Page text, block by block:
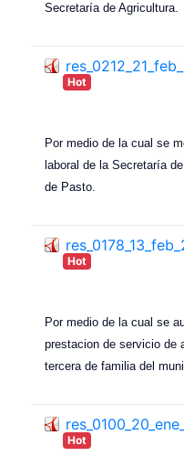
Secretaría de Agricultura.
Hot
Por medio de la cual se
laboral de la Secretaría
de Pasto.
Hot
Por medio de la cual se
prestacion de servicio de
tercera de familia del
Hot